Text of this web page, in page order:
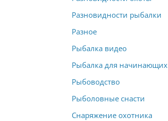
Разновидности рыбалки
Разное
Рыбалка видео
Рыбалка для начинающих
Рыбоводство
Рыболовные снасти
Снаряжение охотника